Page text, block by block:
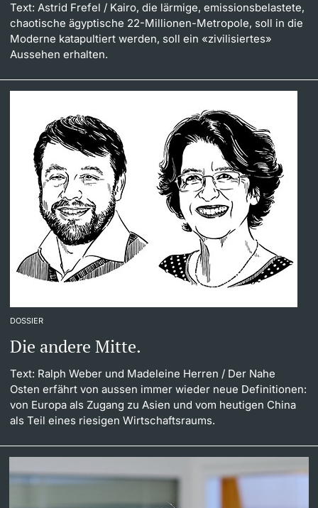
Text: Astrid Frefel / Kairo, die lärmige, emissionsbelastete,
chaotische ägyptische 22-Millionen-Metropole, soll in die
Moderne katapultiert werden, soll ein «zivilisiertes»
Aussehen erhalten.
DOSSIER
Die andere Mitte.
Text: Ralph Weber und Madeleine Herren / Der Nahe
Osten erfährt von aussen immer wieder neue Definitionen:
von Europa als Zugang zu Asien und vom heutigen China
als Teil eines riesigen Wirtschaftsraums.